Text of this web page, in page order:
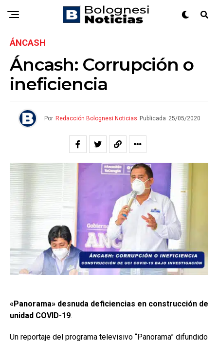
ÁNCASH
Áncash: Corrupción o
ineficiencia
Por Redacción Bolognesi Noticias Publicada 25/05/2020
«Panorama» desnuda deficiencias en construcción de
unidad COVID-19.
Un reportaje del programa televisivo “Panorama” difundido